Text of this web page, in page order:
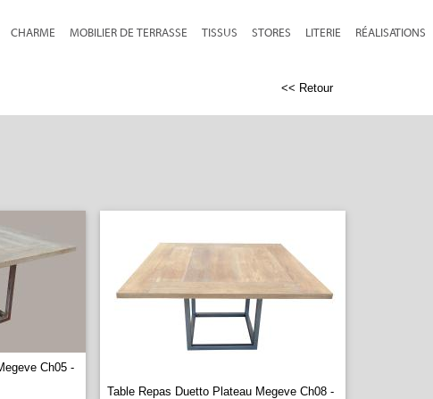
CHARME MOBILIER DE TERRASSE TISSUS STORES LITERIE RÉALISATIONS
<< Retour
Ch05 -
Table Repas Duetto Plateau Megeve Ch08 -